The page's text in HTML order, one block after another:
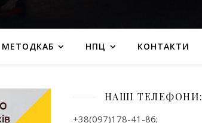
МЕТОДКАБ НПЦ КОНТАКТИ
НАШІ ТЕЛЕФОНИ:
+38(097)178-41-86;